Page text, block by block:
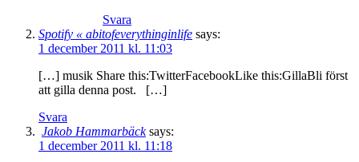
Svara
Spotify « abitofeverythinginlife says:
1 december 2011 kl. 11:03
[…] musik Share this:TwitterFacebookLike this:GillaBli först
att gilla denna post. […]
Svara
Jakob Hammarbäck says:
1 december 2011 kl. 11:18